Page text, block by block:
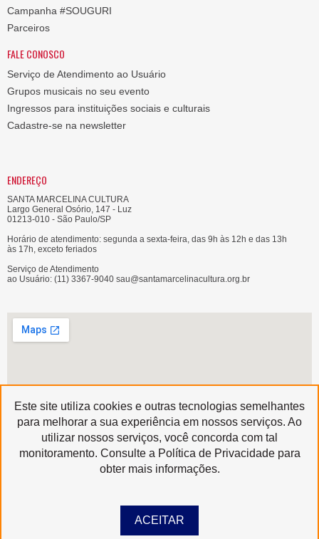
Campanha #SOUGURI
Parceiros
FALE CONOSCO
Serviço de Atendimento ao Usuário
Grupos musicais no seu evento
Ingressos para instituições sociais e culturais
Cadastre-se na newsletter
ENDEREÇO
SANTA MARCELINA CULTURA
Largo General Osório, 147 - Luz
01213-010 - São Paulo/SP
Horário de atendimento: segunda a sexta-feira, das 9h às 12h e das 13h
às 17h, exceto feriados
Serviço de Atendimento
ao Usuário: (11) 3367-9040 sau@santamarcelinacultura.org.br
Produzido por
Copyright © 2020 | Santa Marcelina Cultura • Todos os Direitos Reservados
Este site utiliza cookies e outras tecnologias semelhantes
para melhorar a sua experiência em nossos serviços. Ao
utilizar nossos serviços, você concorda com tal
monitoramento. Consulte a Política de Privacidade para
obter mais informações.
ACEITAR